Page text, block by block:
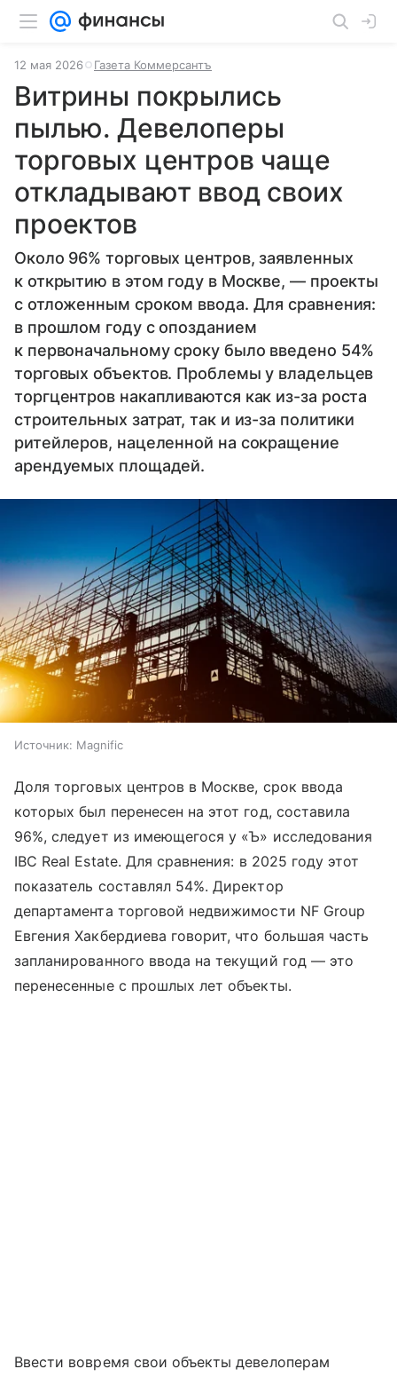
12 мая 2026 Газета Коммерсантъ
Витрины покрылись
пылью. Девелоперы
торговых центров чаще
откладывают ввод своих
проектов
Около 96% торговых центров, заявленных
к открытию в этом году в Москве, — проекты
с отложенным сроком ввода. Для сравнения:
в прошлом году с опозданием
к первоначальному сроку было введено 54%
торговых объектов. Проблемы у владельцев
торгцентров накапливаются как из-за роста
строительных затрат, так и из-за политики
ритейлеров, нацеленной на сокращение
арендуемых площадей.
Источник: Magnific
Доля торговых центров в Москве, срок ввода
которых был перенесен на этот год, составила
96%, следует из имеющегося у «Ъ» исследования
IBC Real Estate. Для сравнения: в 2025 году этот
показатель составлял 54%. Директор
департамента торговой недвижимости NF Group
Евгения Хакбердиева говорит, что большая часть
запланированного ввода на текущий год — это
перенесенные с прошлых лет объекты.
Ввести вовремя свои объекты девелоперам